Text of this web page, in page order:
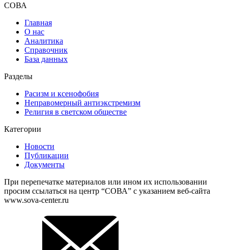
СОВА
Главная
О нас
Аналитика
Справочник
База данных
Разделы
Расизм и ксенофобия
Неправомерный антиэкстремизм
Религия в светском обществе
Категории
Новости
Публикации
Документы
При перепечатке материалов или ином их использовании
просим ссылаться на центр “СОВА” с указанием веб-сайта
www.sova-center.ru